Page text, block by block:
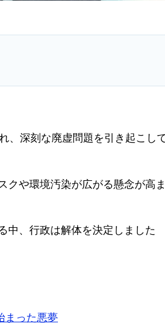
、深刻な廃虚問題を引き起こし
クや環境汚染が広がる懸念が高
中、行政は解体を決定しました
まった悪夢